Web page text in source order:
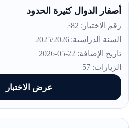
أصفار الدوال كثيرة الحدود
رقم الاختبار: 382
السنة الدراسية: 2025/2026
تاريخ الإضافة: 22-05-2026
الزيارات: 57
عرض الاختبار